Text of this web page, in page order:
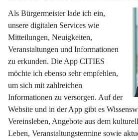
Als Bürgermeister lade ich ein,
unsere digitalen Services wie
Mitteilungen, Neuigkeiten,
Veranstaltungen und Informationen
zu erkunden. Die App CITIES
möchte ich ebenso sehr empfehlen,
um sich mit zahlreichen
Informationen zu versorgen. Auf der
Website und in der App gibt es
Vereinsleben, Angebote aus dem
Leben, Veranstaltungstermine sowie